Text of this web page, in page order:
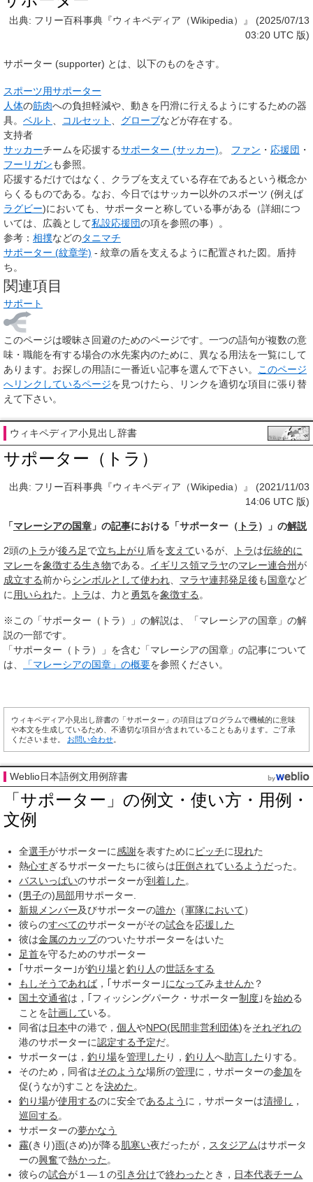
出典: フリー百科事典『ウィキペディア（Wikipedia）』 (2025/07/13
03:20 UTC 版)
サポーター (supporter) とは、以下のものをさす。
スポーツ用サポーター
人体の筋肉への負担軽減や、動きを円滑に行えるようにするための器
具。 ベルト 、 コルセット 、 グローブなどが存在する。
支持者
サッカーチームを応援するサポーター (サッカー)。 ファン ・ 応援団 ・
フーリガンも参照。
応援するだけではなく、クラブを支えている存在であるという概念か
らくるものである。なお、今日ではサッカー以外のスポーツ (例えば
ラグビー)においても、サポーターと称している事がある（詳細につ
いては、広義として私設応援団の項を参照の事）。
参考： 相撲などのタニマチ
サポーター (紋章学) - 紋章の盾を支えるように配置された図。盾持
ち。
関連項目
サポート
このページは曖昧さ回避のためのページです。一つの語句が複数の意
味・職能を有する場合の水先案内のために、異なる用法を一覧にして
あります。お探しの用語に一番近い記事を選んで下さい。 このページ
へリンクしているページを見つけたら、リンクを適切な項目に張り替
えて下さい。
ウィキペディア小見出し辞書
サポーター（トラ）
出典: フリー百科事典『ウィキペディア（Wikipedia）』 (2021/11/03
14:06 UTC 版)
「マレーシアの国章 」の記事における「サポーター（ トラ ）」の解説
2頭の トラが後ろ足で立ち上がり 盾を支えているが、 トラは伝統的に
マレーを象徴する生き物である。 イギリス領マラヤのマレー連合州が
成立する前からシンボルとして使われ、 マラヤ連邦発足後も 国章など
に用いられた。 トラは、力と 勇気を象徴する。
※この「サポーター（トラ）」の解説は、「マレーシアの国章」の解
説の一部です。
「サポーター（トラ）」を含む「マレーシアの国章」の記事について
は、
「マレーシアの国章」の概要を参照ください。
ウィキペディア小見出し辞書の「サポーター」の項目はプログラムで機械的に意味
や本文を生成しているため、不適切な項目が含まれていることもあります。ご了承
くださいませ。 お問い合わせ
Weblio日本語例文用例辞書
「サポーター」の例文・使い方・用例・
文例
全選手がサポーターに感謝を表すためにピッチに現れた
熱心すぎるサポーターたちに彼らは圧倒されているようだった。
バスいっぱいのサポーターが到着した。
(男子の)局部用サポーター.
新規メンバー及びサポーターの誰か （軍隊において）
彼らのすべてのサポーターがその試合を応援した
彼は金属のカップのついたサポーターをはいた
足首を守るためのサポーター
｢サポーター｣が釣り場と釣り人の世話をする
もしそう であれば ，｢サポーター｣になってみませんか ？
国土交通省は，｢フィッシングパーク・サポーター制度 ｣を始める
ことを計画している。
同省は日本中の港で，個人やNPO(民間非営利団体)をそれぞれの
港のサポーターに認定する予定だ。
サポーターは，釣り場を管理した り，釣り人へ助言した りする。
そのため，同省はそのような場所の管理に，サポーターの参加を
促(うなが)すことを決めた。
釣り場が使用するのに安全であるよう に，サポーターは清掃し ，
巡回する。
サポーターの夢かなう
霧(きり)雨(さめ)が降る肌寒い夜だったが， スタジアムはサポータ
ーの興奮で熱かった。
彼らの試合が１―１の引き分けで終わった とき， 日本代表チーム